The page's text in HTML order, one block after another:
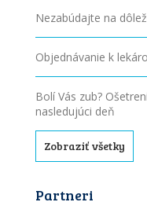
Nezabúdajte na
Objednávanie k
Bolí Vás zub?
nasledujúci deň
Zobraziť všetky
Partneri